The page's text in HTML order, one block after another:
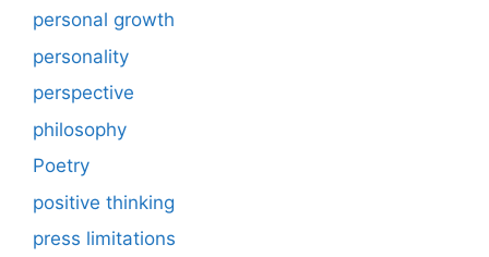
personal growth
personality
perspective
philosophy
Poetry
positive thinking
press limitations